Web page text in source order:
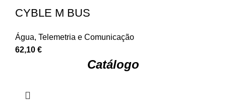
CYBLE M BUS
Água, Telemetria e Comunicação
62,10 €
Catálogo